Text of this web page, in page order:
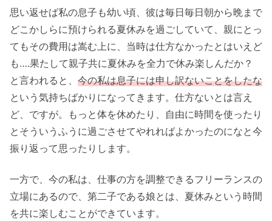
思い返せば私の息子も幼い頃、彼は毎日毎日朝から晩まで
どこかしらに預けられる夏休みを過ごしていて、親にとっ
てもその費用は嵩む上に、当時は仕方なかったとはいえど
も….果たして親子共に夏休みを全力で休み楽しんだか？
と言われると、 今の私は息子には申し訳ないことをしたな
という気持ちばかりになってきます。仕方ないとは言え
ど、ですが。もっと体を休めたり、自由に時間を使ったり
とそういうふうに過ごさせてやれればよかったのになと今
振り返って思ったりします。
一方で、今の私は、仕事の方を調整できるフリーランスの
立場にあるので、第二子である娘とは、夏休みという時間
を共に楽しむことができています。